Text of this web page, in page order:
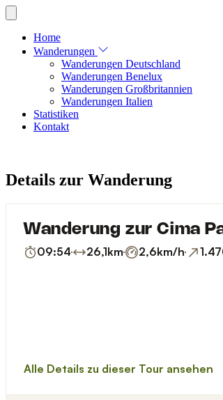
Home
Wanderungen
Wanderungen Deutschland
Wanderungen Benelux
Wanderungen Großbritannien
Wanderungen Italien
Statistiken
Kontakt
Details zur Wanderung